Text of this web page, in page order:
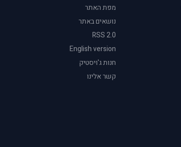
מפת האתר
נושאים באתר
RSS 2.0
English version
חנות ג'ויסטיק
קשר אלינו